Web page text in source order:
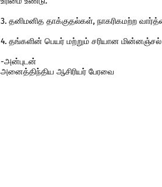
3. தனிமனித தாக்குதல்கள், நாகரிகமற்ற
4. தங்களின் பெயர் மற்றும் சரியான
-அன்புடன்
அனைத்திந்திய ஆசிரியர் பேரவை